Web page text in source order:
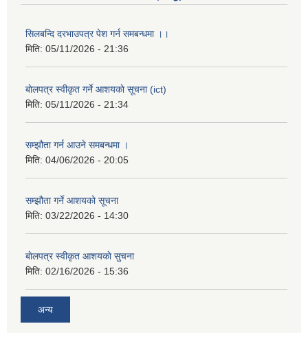
सिलबन्दि दरभाउपत्र पेश गर्न समबन्धमा ।।
मिति: 05/11/2026 - 21:36
बाेलपत्र स्वीकृत गर्ने आशयकाे सूचना (ict)
मिति: 05/11/2026 - 21:34
सम्झौता गर्न आउने समबन्धमा ।
मिति: 04/06/2026 - 20:05
सम्झौता गर्ने आशयको सूचना
मिति: 03/22/2026 - 14:30
बाेलपत्र स्वीकृत आशयकाे सुचना
मिति: 02/16/2026 - 15:36
अन्य